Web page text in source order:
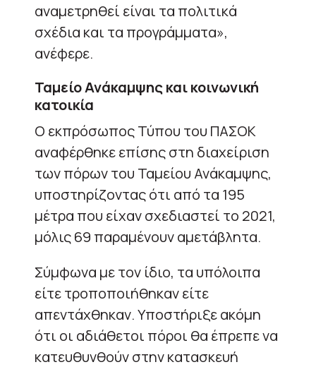
αναμετρηθεί είναι τα πολιτικά
σχέδια και τα προγράμματα»,
ανέφερε.
Ταμείο Ανάκαμψης και κοινωνική
κατοικία
Ο εκπρόσωπος Τύπου του ΠΑΣΟΚ
αναφέρθηκε επίσης στη διαχείριση
των πόρων του Ταμείου Ανάκαμψης,
υποστηρίζοντας ότι από τα 195
μέτρα που είχαν σχεδιαστεί το 2021,
μόλις 69 παραμένουν αμετάβλητα.
Σύμφωνα με τον ίδιο, τα υπόλοιπα
είτε τροποποιήθηκαν είτε
απεντάχθηκαν. Υποστήριξε ακόμη
ότι οι αδιάθετοι πόροι θα έπρεπε να
κατευθυνθούν στην κατασκευή